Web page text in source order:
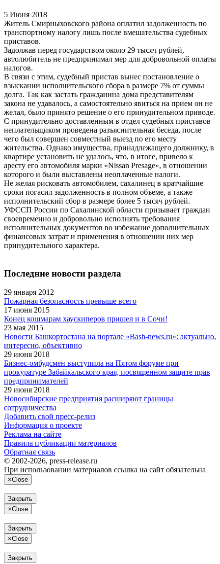
5 Июня 2018
Житель Смирныховского района оплатил задолженность по
транспортному налогу лишь после вмешательства судебных
приставов.
Задолжав перед государством около 29 тысяч рублей,
автолюбитель не предпринимал мер для добровольной оплаты
налогов.
В связи с этим, судебный пристав вынес постановление о
взыскании исполнительского сбора в размере 7% от суммы
долга. Так как застать гражданина дома представителям
закона не удавалось, а самостоятельно явиться на прием он не
желал, было принято решение о его принудительном приводе.
С принудительно доставленным в отдел судебных приставов
неплательщиком проведена разъяснительная беседа, после
чего был совершен совместный выезд по его месту
жительства. Однако имущества, принадлежащего должнику, в
квартире установить не удалось, что, в итоге, привело к
аресту его автомобиля марки «Nissan Presage», в отношении
которого и были выставлены неоплаченные налоги.
Не желая рисковать автомобилем, сахалинец в кратчайшие
сроки погасил задолженность в полном объеме, а также
исполнительский сбор в размере более 5 тысяч рублей.
УФССП России по Сахалинской области призывает граждан
своевременно и добровольно исполнять требования
исполнительных документов во избежание дополнительных
финансовых затрат и применения в отношении них мер
принудительного характера.
Последние новости раздела
29 января 2012
Пожарная безопасность превыше всего
17 июня 2015
Конец кошмарам хаускиперов пришел и в Сочи!
23 мая 2015
Новости Башкортостана на портале «Bash-news.ru»: актуально,
интересно, объективно
29 июня 2018
Бизнес-омбудсмен выступила на Пятом форуме при
прокуратуре Забайкальского края, посвященном защите прав
предпринимателей
29 июня 2018
Новосибирские предприятия расширяют границы
сотрудничества
Добавить свой пресс-релиз
Информация о проекте
Реклама на сайте
Правила публикации материалов
Обратная связь
© 2002-2026, press-release.ru
При использовании материалов ссылка на сайт обязательна
×Close
Закрыть
×Close
Закрыть
×Close
Закрыть